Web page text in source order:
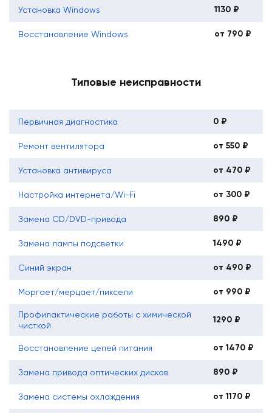
Установка Windows 1130 ₽
Восстановление Windows от 790 ₽
Типовые неисправности
Первичная диагностика 0 ₽
Ремонт вентилятора от 550 ₽
Установка антивируса от 470 ₽
Настройка интернета/Wi-Fi от 300 ₽
Замена CD/DVD-привода 890 ₽
Замена лампы подсветки 1490 ₽
Синий экран от 490 ₽
Моргает/мерцает/пиксели от 990 ₽
Профилактические работы с химической
чисткой
1290 ₽
Восстановление цепей питания от 1470 ₽
Замена привода оптических дисков 890 ₽
Замена системы охлаждения от 1170 ₽